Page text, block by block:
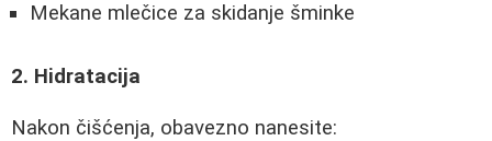
Mekane mlečice za skidanje šminke
2. Hidratacija
Nakon čišćenja, obavezno nanesite: